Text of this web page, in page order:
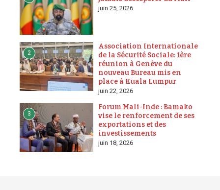
juin 25, 2026
2
Association Internationale
de la Sécurité Sociale: 1ère
réunion à Genève du
nouveau Bureau mis en
place à Kuala Lumpur
juin 22, 2026
3
Forum Mali-Inde : Bamako
vise le renforcement de ses
exportations et des
investissements
juin 18, 2026